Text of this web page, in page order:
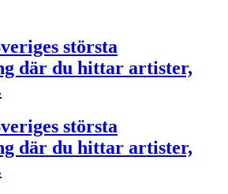
största
där du hittar artister,
största
där du hittar artister,